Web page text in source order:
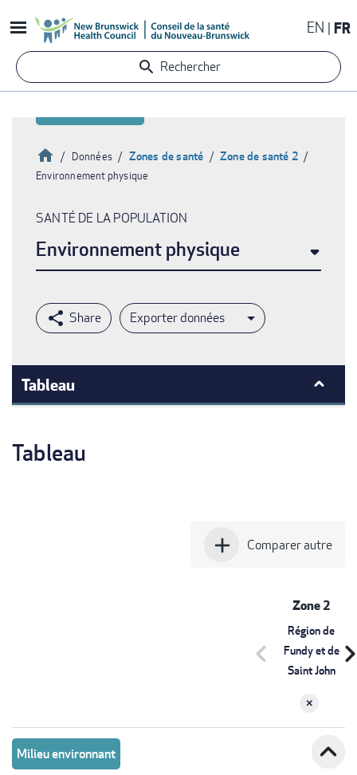
au
contenu
principal
EN FR
Rechercher
d'Ariane
Accueil
Données Zones de santé Zone de santé 2
Environnement physique
SANTÉ DE LA POPULATION
Environnement physique
Exporter données
Tableau
Tableau
add Comparer autre
Zone 2
Région de
Fundy et de
Saint John
chevron_left
Milieu environnant expand_less